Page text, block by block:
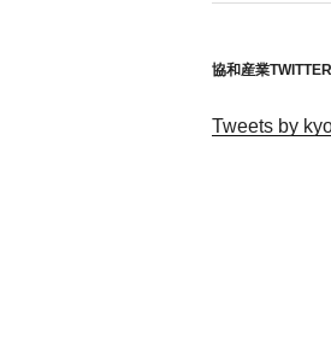
協和産業TWITTER
Tweets by